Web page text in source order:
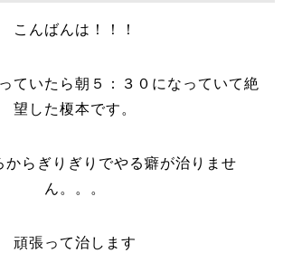
こんばんは！！！
ていたら朝５：３０になっていて絶
望した榎本です。
からぎりぎりでやる癖が治りませ
ん。。。
頑張って治します